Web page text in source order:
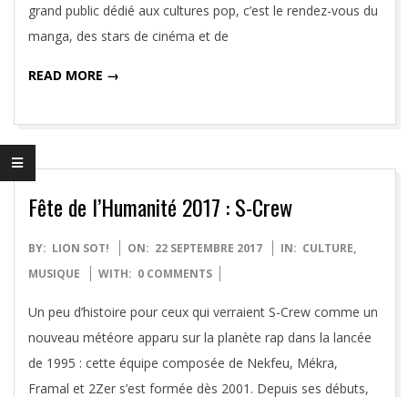
grand public dédié aux cultures pop, c’est le rendez-vous du
manga, des stars de cinéma et de
READ MORE →
Fête de l’Humanité 2017 : S-Crew
2017-
09-
BY: LION SOT! ON: 22 SEPTEMBRE 2017 IN: CULTURE,
MUSIQUE
WITH: 0 COMMENTS
Un peu d’histoire pour ceux qui verraient S-Crew comme un
nouveau météore apparu sur la planète rap dans la lancée
de 1995 : cette équipe composée de Nekfeu, Mékra,
Framal et 2Zer s’est formée dès 2001. Depuis ses débuts,